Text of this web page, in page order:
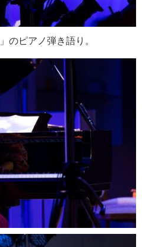
のピアノ弾き語り。